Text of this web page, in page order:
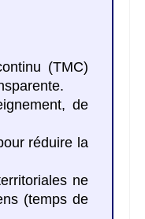
(TMC)
de
réduire la
ne
(temps de